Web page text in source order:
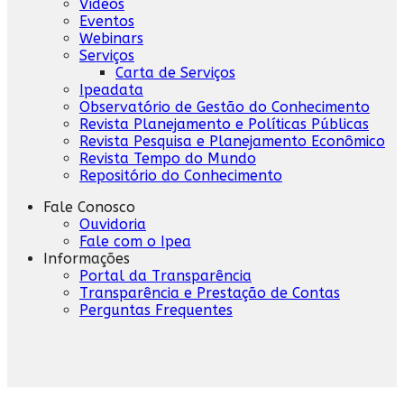
Vídeos
Eventos
Webinars
Serviços
Carta de Serviços
Ipeadata
Observatório de Gestão do Conhecimento
Revista Planejamento e Políticas Públicas
Revista Pesquisa e Planejamento Econômico
Revista Tempo do Mundo
Repositório do Conhecimento
Fale Conosco
Ouvidoria
Fale com o Ipea
Informações
Portal da Transparência
Transparência e Prestação de Contas
Perguntas Frequentes